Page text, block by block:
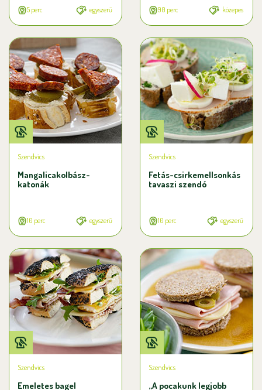
5 perc egyszerű 90 perc közepes
Szendvics
Mangalicakolbász-
katonák
10 perc egyszerű
Szendvics
Fetás-csirkemellsonkás
tavaszi szendó
10 perc egyszerű
Szendvics
Emeletes bagel
Szendvics
„A pocakunk legjobb